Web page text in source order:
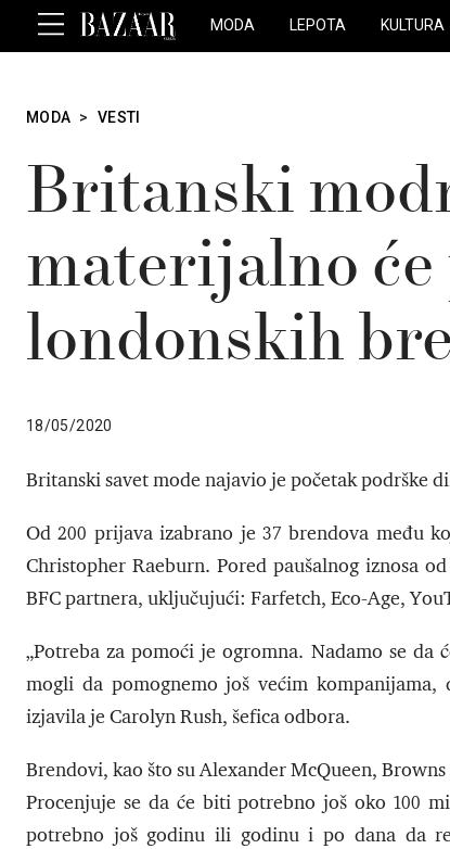
MODA LEPOTA KULTURA
MODA > VESTI
Britanski
materijalno
londonskih
18/05/2020
Britanski savet mode najavio je početak podrške
Od 200 prijava izabrano je 37 brendova među
Christopher Raeburn. Pored paušalnog iznosa
BFC partnera, uključujući: Farfetch, Eco-Age,
„Potreba za pomoći je ogromna. Nadamo se
mogli da pomognemo još većim
izjavila je Carolyn Rush, šefica odbora.
Brendovi, kao što su Alexander McQueen,
Procenjuje se da će biti potrebno još oko 100
potrebno još godinu ili godinu i po dana da